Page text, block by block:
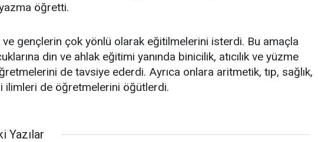
öğretti.
gençlerin çok yönlü olarak eğitilmelerini isterdi. Bu amaçla
din ve ahlak eğitimi yanında binicilik, atıcılık ve yüzme
de tavsiye ederdi. Ayrıca onlara aritmetik, tıp, sağlık,
ilimleri de öğretmelerini öğütlerdi.
Yazılar